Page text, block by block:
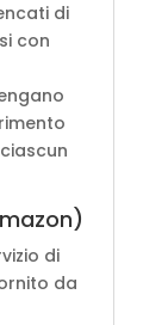
di
con
di
da